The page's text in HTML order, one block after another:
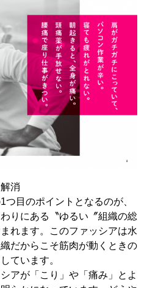
消
目のポイントとなるのが、
りにある〝ゆるい〞組織の総
れます。このファッシアは水
だからこそ筋肉が動くときの
ています。
アが「こり」や「痛み」とよ